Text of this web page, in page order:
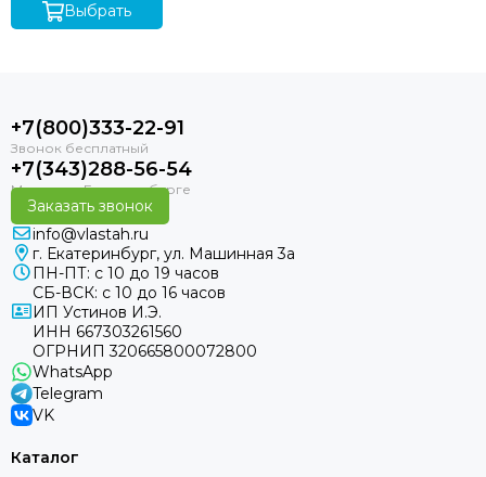
Выбрать
+7(800)333-22-91
+7(343)288-56-54
Заказать звонок
info@vlastah.ru
г. Екатеринбург, ул. Машинная 3а
ПН-ПТ: с 10 до 19 часов
СБ-ВСК: с 10 до 16 часов
ИП Устинов И.Э.
ИНН 667303261560
ОГРНИП 320665800072800
WhatsApp
Telegram
VK
Каталог